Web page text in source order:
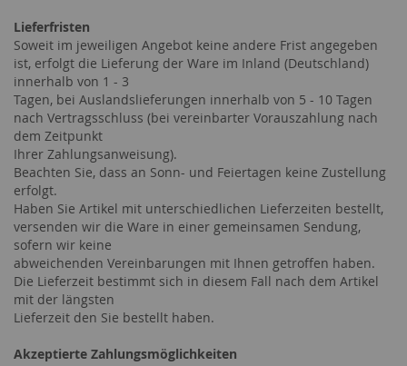
Lieferfristen
Soweit im jeweiligen Angebot keine andere Frist angegeben
ist, erfolgt die Lieferung der Ware im Inland (Deutschland)
innerhalb von 1 - 3
Tagen, bei Auslandslieferungen innerhalb von 5 - 10 Tagen
nach Vertragsschluss (bei vereinbarter Vorauszahlung nach
dem Zeitpunkt
Ihrer Zahlungsanweisung).
Beachten Sie, dass an Sonn- und Feiertagen keine Zustellung
erfolgt.
Haben Sie Artikel mit unterschiedlichen Lieferzeiten bestellt,
versenden wir die Ware in einer gemeinsamen Sendung,
sofern wir keine
abweichenden Vereinbarungen mit Ihnen getroffen haben.
Die Lieferzeit bestimmt sich in diesem Fall nach dem Artikel
mit der längsten
Lieferzeit den Sie bestellt haben.
Akzeptierte Zahlungsmöglichkeiten